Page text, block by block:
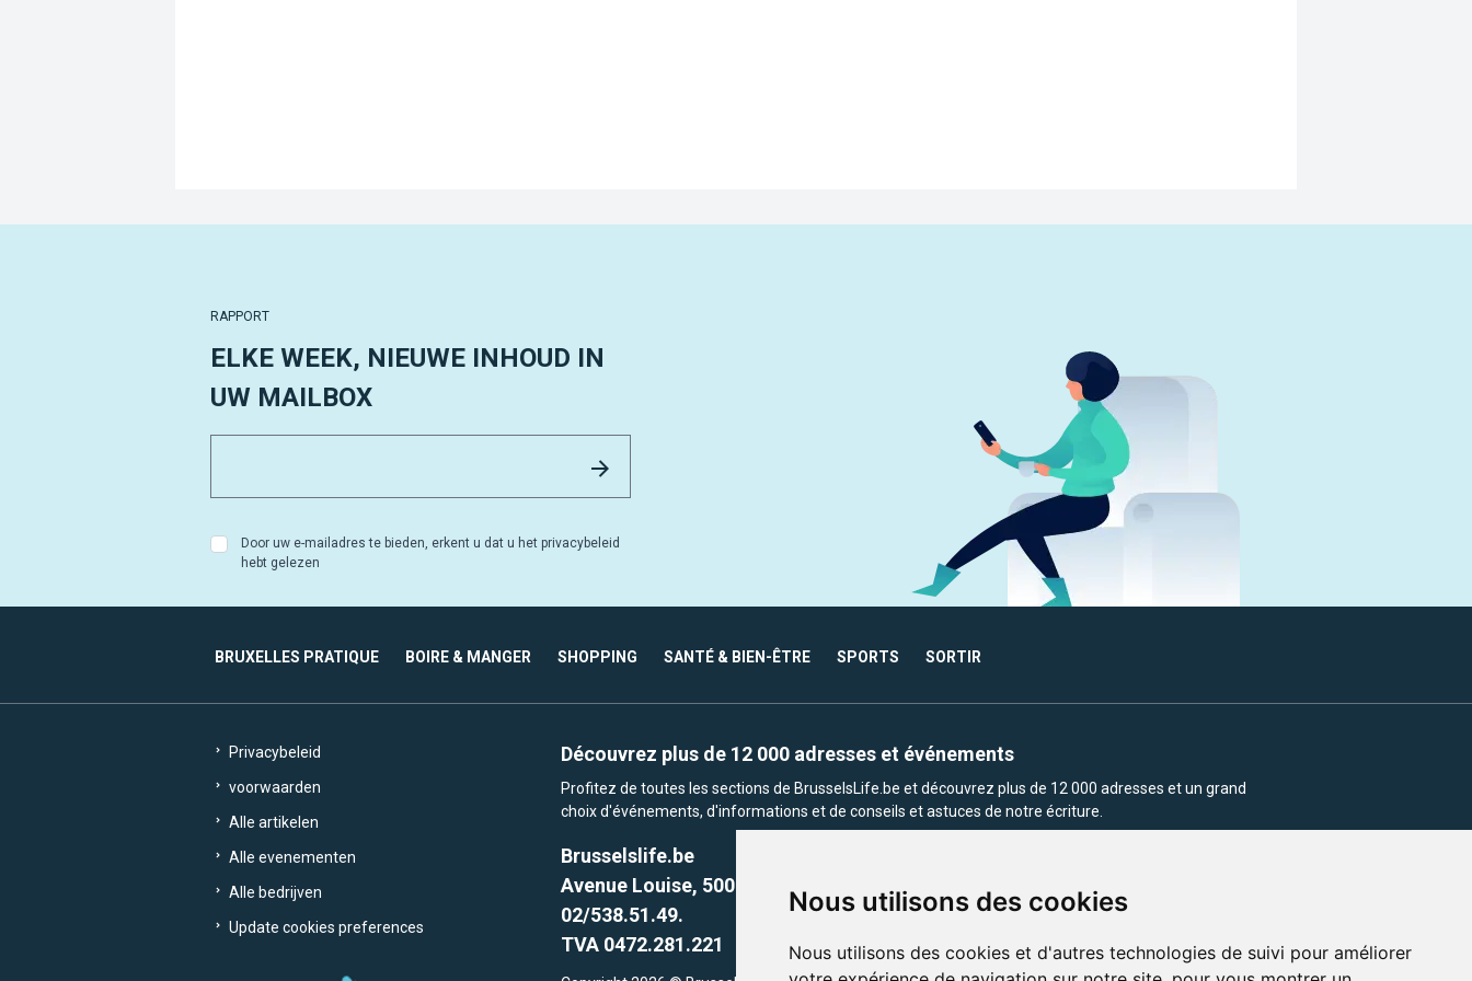
Nous utilisons des cookies
Nous utilisons des cookies et d'autres technologies de suivi pour améliorer
RAPPORT
ELKE WEEK, NIEUWE INHOUD IN
UW MAILBOX
Door uw e-mailadres te bieden, erkent u dat u het privacybeleid
hebt gelezen
BRUXELLES PRATIQUE BOIRE & MANGER SHOPPING SANTÉ & BIEN-ÊTRE SPORTS SORTIR
Privacybeleid
voorwaarden
Alle artikelen
Alle evenementen
Alle bedrijven
Update cookies preferences
Découvrez plus de 12 000 adresses et événements
Profitez de toutes les sections de BrusselsLife.be et découvrez plus de 12 000 adresses et un grand
choix d'événements, d'informations et de conseils et astuces de notre écriture.
Brusselslife.be
Avenue Louise, 500 -1050 Ixelles, Brussels,
02/538.51.49.
TVA 0472.281.221